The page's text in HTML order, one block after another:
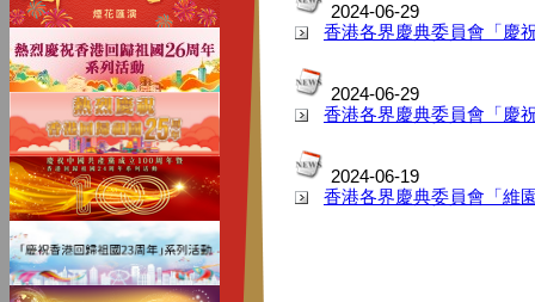
2024-06-29
香港各界慶典委員會「慶
2024-06-29
香港各界慶典委員會「慶
2024-06-19
香港各界慶典委員會「維